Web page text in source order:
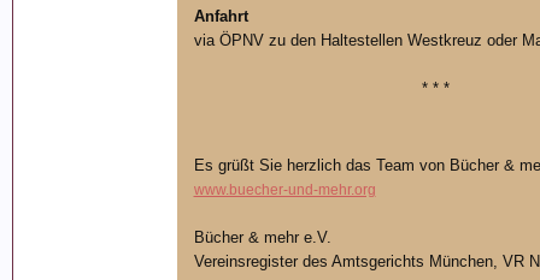
Anfahrt
via ÖPNV zu den Haltestellen Westkreuz oder
* * *
Es grüßt Sie herzlich das Team von Bücher &
www.buecher-und-mehr.org
Bücher & mehr e.V.
Vereinsregister des Amtsgerichts München, VR